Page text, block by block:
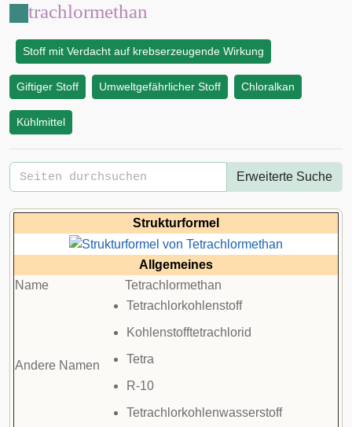
Tetrachlormethan
Stoff mit Verdacht auf krebserzeugende Wirkung
Giftiger Stoff Umweltgefährlicher Stoff Chloralkan
Kühlmittel
Erweiterte Suche
Strukturformel
Allgemeines
Name
Tetrachlormethan
Andere Namen
Tetrachlorkohlenstoff
Kohlenstofftetrachlorid
Tetra
R-10
Tetrachlorkohlenwasserstoff